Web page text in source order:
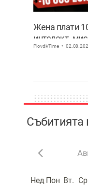
Жена плати
интелект,
ВИДЕО
PlovdivTime
Нед Пон Вт.